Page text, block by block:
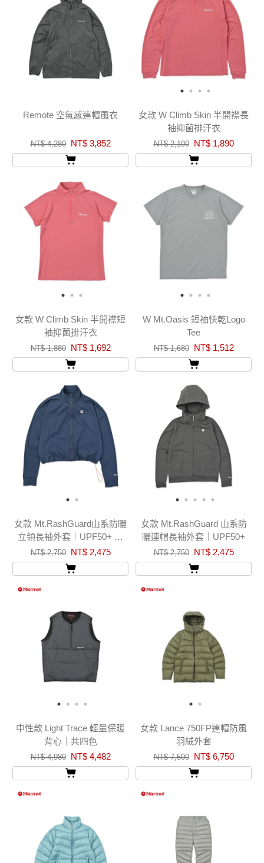
Remote 空氣感連帽風衣
NT$ 4,280 NT$ 3,852
女款 W Climb Skin 半開襟長
袖抑菌排汗衣
NT$ 2,100 NT$ 1,890
女款 W Climb Skin 半開襟短
袖抑菌排汗衣
NT$ 1,880 NT$ 1,692
W Mt.Oasis 短袖快乾Logo
Tee
NT$ 1,680 NT$ 1,512
女款 Mt.RashGuard山系防曬
立領長袖外套｜UPF50+ 吸
濕排汗
NT$ 2,750 NT$ 2,475
女款 Mt.RashGuard 山系防
曬連帽長袖外套｜UPF50+
NT$ 2,750 NT$ 2,475
中性款 Light Trace 輕量保暖
背心｜共四色
NT$ 4,980 NT$ 4,482
女款 Lance 750FP連帽防風
羽絨外套
NT$ 7,500 NT$ 6,750